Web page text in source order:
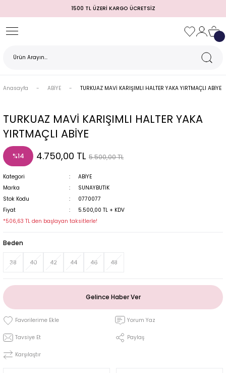
1500 TL ÜZERİ KARGO ÜCRETSİZ
Geri Dön
Geri Dön
Geri Dön
Geri Dön
Geri Dön
Geri Dön
Geri Dön
Anasayfa ABİYE TURKUAZ MAVİ KARIŞIMLI HALTER YAKA YIRTMAÇLI ABİYE
TURKUAZ MAVİ KARIŞIMLI HALTER YAKA
YIRTMAÇLI ABİYE
%14 4.750,00 TL 5.500,00 TL
Kategori
ABİYE
Marka
SUNAYBUTİK
Stok Kodu
0770077
Fiyat
5.500,00 TL + KDV
*506,63 TL den başlayan taksitlerle!
Beden
38 40 42 44 46 48
Gelince Haber Ver
Yorum Yaz
Tavsiye Et Paylaş
Karşılaştır